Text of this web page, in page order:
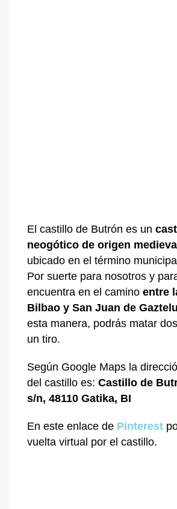
El castillo de Butrón es un
neogótico de origen medieval
ubicado en el término
Por suerte para nosotros y
encuentra en el camino entre
Bilbao y San Juan de
esta manera, podrás matar
un tiro.
Según Google Maps la
del castillo es: Castillo de
s/n, 48110 Gatika, BI
En este enlace de Pinterest
vuelta virtual por el castillo.